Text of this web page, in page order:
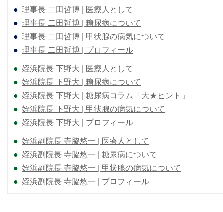
● 理事長 二田哲博 | 医療人として
● 理事長 二田哲博 | 糖尿病について
● 理事長 二田哲博 | 甲状腺の病気について
● 理事長 二田哲博 | プロフィール
● 姪浜院長 下野大 | 医療人として
● 姪浜院長 下野大 | 糖尿病について
● 姪浜院長 下野大 | 糖尿病コラム「大★ヒント」
● 姪浜院長 下野大 | 甲状腺の病気について
● 姪浜院長 下野大 | プロフィール
● 姪浜副院長 寺脇悠一 | 医療人として
● 姪浜副院長 寺脇悠一 | 糖尿病について
● 姪浜副院長 寺脇悠一 | 甲状腺の病気について
● 姪浜副院長 寺脇悠一 | プロフィール